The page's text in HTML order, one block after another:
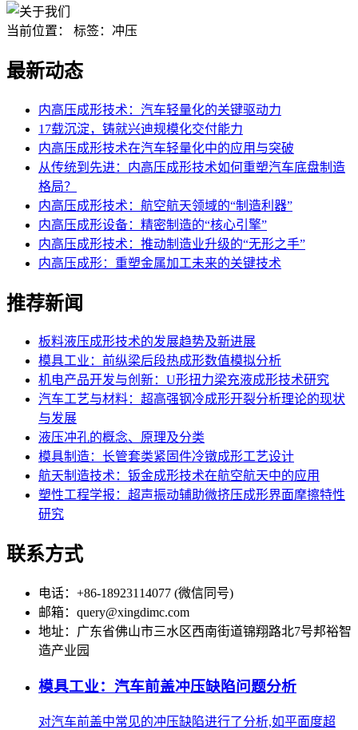
当前位置： 标签：冲压
最新动态
内高压成形技术：汽车轻量化的关键驱动力
17载沉淀，铸就兴迪规模化交付能力
内高压成形技术在汽车轻量化中的应用与突破
从传统到先进：内高压成形技术如何重塑汽车底盘制造
格局？
内高压成形技术：航空航天领域的“制造利器”
内高压成形设备：精密制造的“核心引擎”
内高压成形技术：推动制造业升级的“无形之手”
内高压成形：重塑金属加工未来的关键技术
推荐新闻
板料液压成形技术的发展趋势及新进展
模具工业：前纵梁后段热成形数值模拟分析
机电产品开发与创新：U形扭力梁充液成形技术研究
汽车工艺与材料：超高强钢冷成形开裂分析理论的现状
与发展
液压冲孔的概念、原理及分类
模具制造：长管套类紧固件冷镦成形工艺设计
航天制造技术：钣金成形技术在航空航天中的应用
塑性工程学报：超声振动辅助微挤压成形界面摩擦特性
研究
联系方式
电话：+86-18923114077 (微信同号)
邮箱：query@xingdimc.com
地址：广东省佛山市三水区西南街道锦翔路北7号邦裕智
造产业园
模具工业：汽车前盖冲压缺陷问题分析
对汽车前盖中常见的冲压缺陷进行了分析,如平面度超